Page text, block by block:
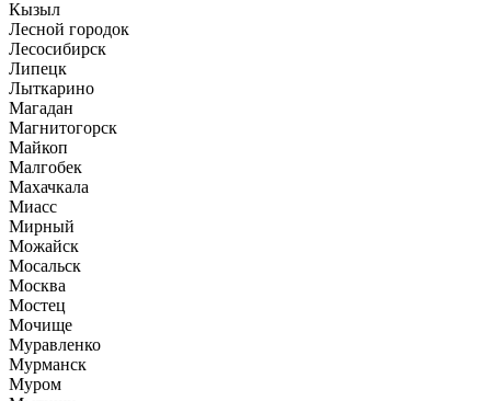
Кызыл
Лесной городок
Лесосибирск
Липецк
Лыткарино
Магадан
Магнитогорск
Майкоп
Малгобек
Махачкала
Миасс
Мирный
Можайск
Мосальск
Москва
Мостец
Мочище
Муравленко
Мурманск
Муром